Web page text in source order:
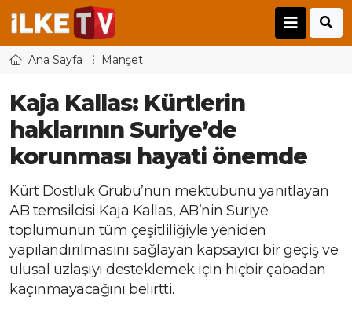
Ana Sayfa Manşet
Kaja Kallas: Kürtlerin
haklarının Suriye’de
korunması hayati önemde
Kürt Dostluk Grubu’nun mektubunu yanıtlayan
AB temsilcisi Kaja Kallas, AB’nin Suriye
toplumunun tüm çeşitliliğiyle yeniden
yapılandırılmasını sağlayan kapsayıcı bir geçiş ve
ulusal uzlaşıyı desteklemek için hiçbir çabadan
kaçınmayacağını belirtti.